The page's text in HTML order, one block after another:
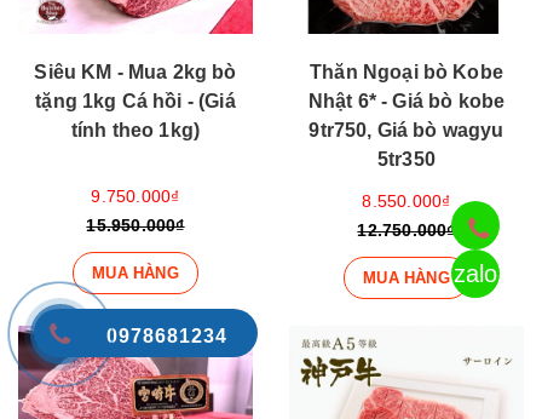
Siêu KM - Mua 2kg bò
tặng 1kg Cá hồi - (Giá
tính theo 1kg)
9.750.000₫
15.950.000₫
MUA HÀNG
Thăn Ngoại bò Kobe
Nhật 6* - Giá bò kobe
9tr750, Giá bò wagyu
5tr350
8.550.000₫
12.750.000₫
MUA HÀNGzalo
0978681234